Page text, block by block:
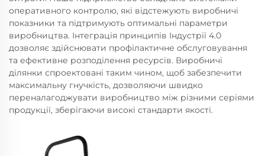
оперативного контролю, які відстежують виробничі
показники та підтримують оптимальні параметри
виробництва. Інтеграція принципів Індустрії 4.0
дозволяє здійснювати профілактичне обслуговування
та ефективне розподілення ресурсів. Виробничі
ділянки спроектовані таким чином, щоб забезпечити
максимальну гнучкість, дозволяючи швидко
переналагоджувати виробництво між різними серіями
продукції, зберігаючи високі стандарти якості.